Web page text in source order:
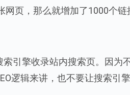
页，那么就增加了1000个链
引擎收录站内搜索页。因为
逻辑来讲，也不要让搜索引